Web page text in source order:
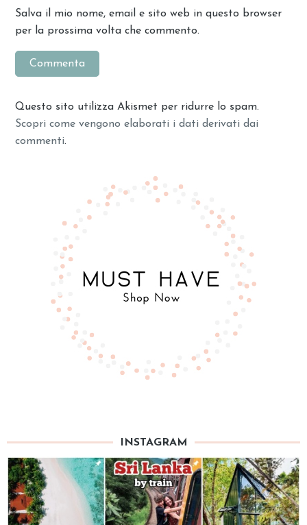
Salva il mio nome, email e sito web in questo browser
per la prossima volta che commento.
Questo sito utilizza Akismet per ridurre lo spam.
Scopri come vengono elaborati i dati derivati dai
commenti.
INSTAGRAM